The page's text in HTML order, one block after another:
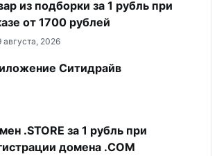
из подборки за 1 рубль при
от 1700 рублей
августа, 2026
Ситидрайв
.STORE за 1 рубль при
домена .COM